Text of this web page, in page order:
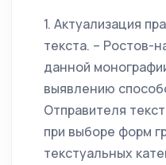
1. Актуализация
текста. – Ростов-
данной
выявлению
Отправителя
при выборе форм
текстуальных